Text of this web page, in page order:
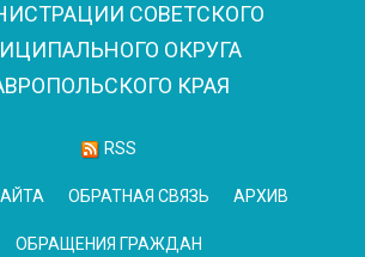
СОВЕТСКОГО
ОКРУГА
КРАЯ
RSS
ОБРАТНАЯ СВЯЗЬ АРХИВ
ОБРАЩЕНИЯ ГРАЖДАН